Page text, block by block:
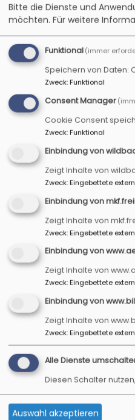
4x einfach
Jodie Griggs / Getty
Wolfsgruber,
um den Link zu bekommen.
Teilnahme auch an
Bitte die Dienste und
möchten. Für weitere
Funktional(immer
Speichern von Daten:
Zweck:Funktional
Consent Manager
Cookie Consent
Zweck:Funktional
Einbindung von
Zeigt Inhalte von
Zweck:Eingebettete
Einbindung von
Zeigt Inhalte von
Zweck:Eingebettete
Einbindung von
Zeigt Inhalte von
Zweck:Eingebettete
Einbindung von
Zeigt Inhalte von
Zweck:Eingebettete
Alle Dienste
Diesen Schalter
Auswahl akzeptieren